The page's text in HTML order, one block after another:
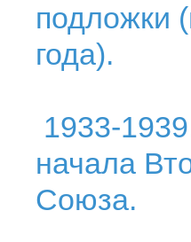
подложки
года).
1933-
начала
Союза.